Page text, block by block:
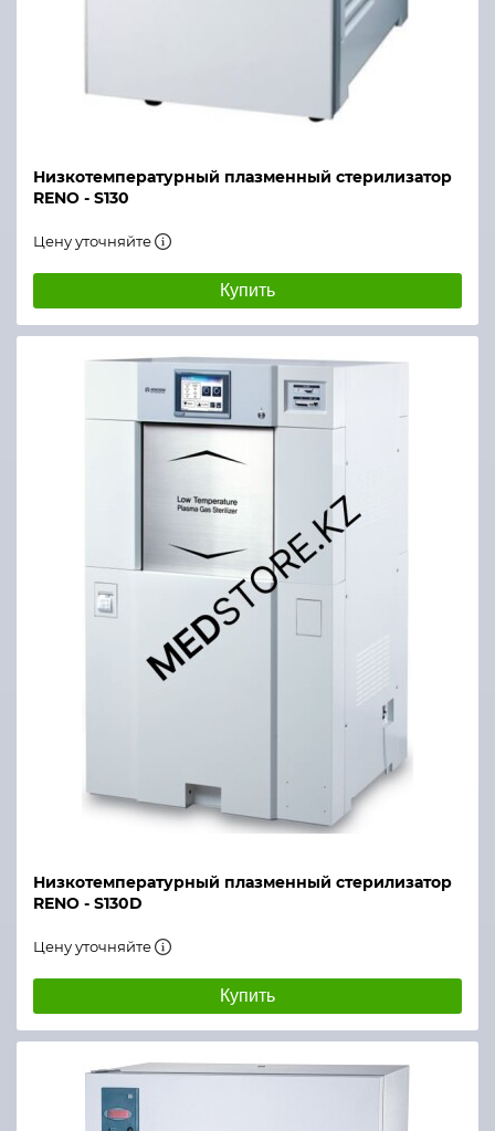
Низкотемпературный плазменный стерилизатор
RENO - S130
Цену уточняйте
Купить
Низкотемпературный плазменный стерилизатор
RENO - S130D
Цену уточняйте
Купить